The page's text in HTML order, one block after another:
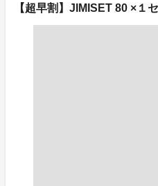
【超早割】JIMISET 80 ×１